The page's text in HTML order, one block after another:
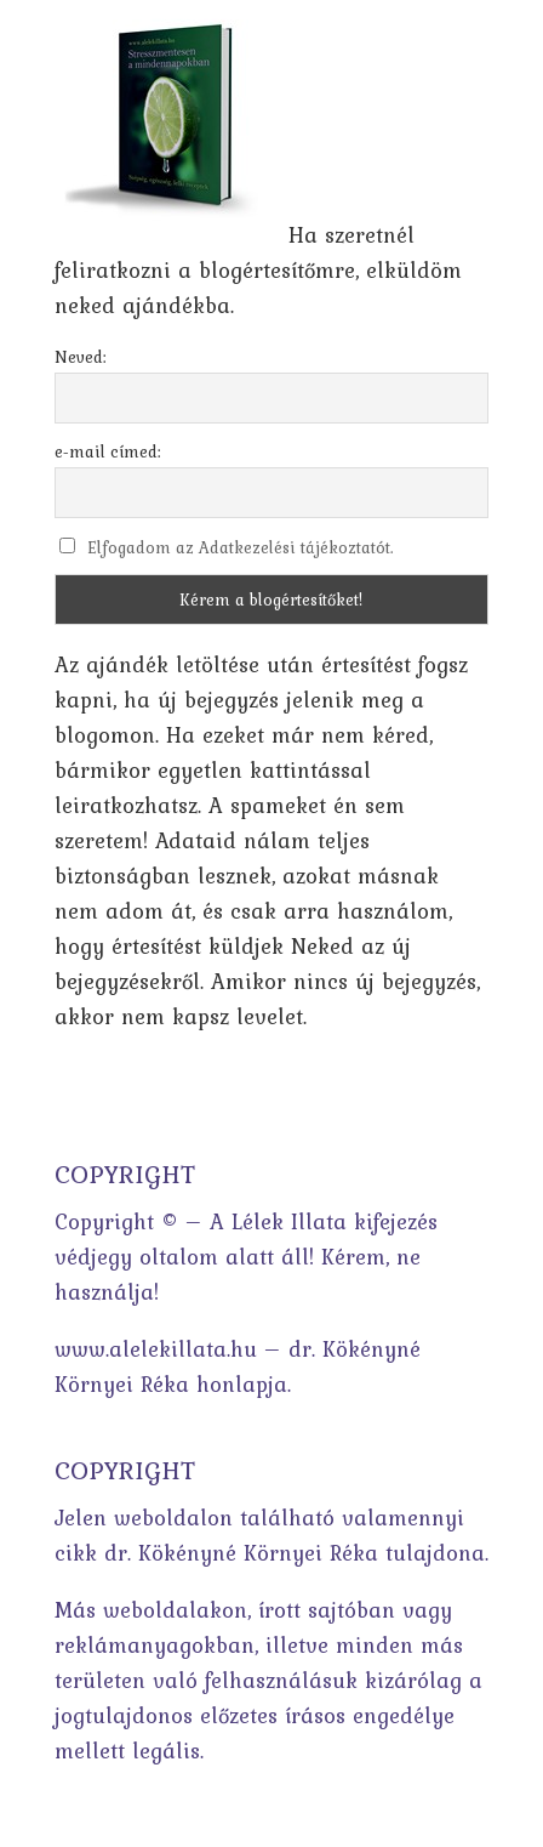
Ha szeretnél
feliratkozni a blogértesítőmre, elküldöm
neked ajándékba.
Neved:
e-mail címed:
Elfogadom az Adatkezelési tájékoztatót.
Az ajándék letöltése után értesítést fogsz
kapni, ha új bejegyzés jelenik meg a
blogomon. Ha ezeket már nem kéred,
bármikor egyetlen kattintással
leiratkozhatsz. A spameket én sem
szeretem! Adataid nálam teljes
biztonságban lesznek, azokat másnak
nem adom át, és csak arra használom,
hogy értesítést küldjek Neked az új
bejegyzésekről. Amikor nincs új bejegyzés,
akkor nem kapsz levelet.
COPYRIGHT
Copyright © – A Lélek Illata kifejezés
védjegy oltalom alatt áll! Kérem, ne
használja!
www.alelekillata.hu – dr. Kökényné
Környei Réka honlapja.
COPYRIGHT
Jelen weboldalon található valamennyi
cikk dr. Kökényné Környei Réka tulajdona.
Más weboldalakon, írott sajtóban vagy
reklámanyagokban, illetve minden más
területen való felhasználásuk kizárólag a
jogtulajdonos előzetes írásos engedélye
mellett legális.